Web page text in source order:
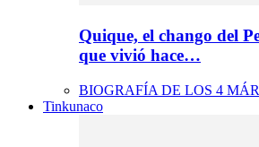
Quique, el chango del
que vivió hace…
BIOGRAFÍA DE LOS 4
Tinkunaco